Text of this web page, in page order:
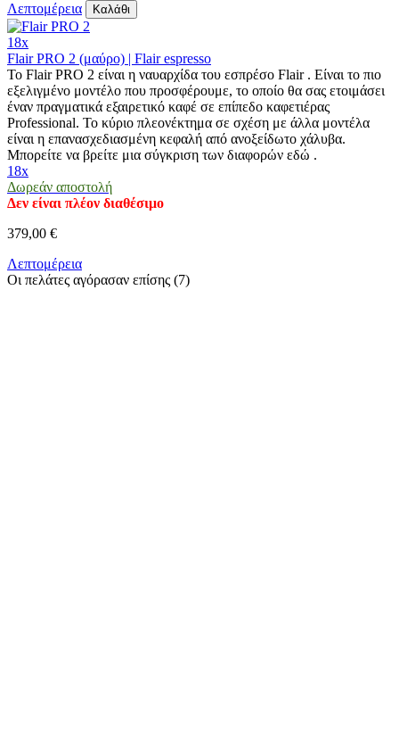
Λεπτομέρεια Καλάθι
18x
Flair PRO 2 (μαύρο) | Flair espresso
Το Flair PRO 2 είναι η ναυαρχίδα του εσπρέσο Flair . Είναι το πιο
εξελιγμένο μοντέλο που προσφέρουμε, το οποίο θα σας ετοιμάσει
έναν πραγματικά εξαιρετικό καφέ σε επίπεδο καφετιέρας
Professional. Το κύριο πλεονέκτημα σε σχέση με άλλα μοντέλα
είναι η επανασχεδιασμένη κεφαλή από ανοξείδωτο χάλυβα.
Μπορείτε να βρείτε μια σύγκριση των διαφορών εδώ .
18x
Δωρεάν αποστολή
Δεν είναι πλέον διαθέσιμο
379,00 €
Λεπτομέρεια
Οι πελάτες αγόρασαν επίσης (7)